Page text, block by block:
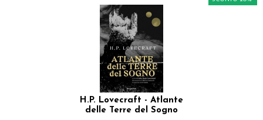
H.P. Lovecraft - Atlante
delle Terre del Sogno